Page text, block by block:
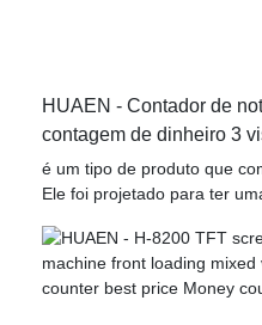
HUAEN - Contador de
contagem de dinheiro 3
toque Contador de
é um tipo de produto que
Ele foi projetado para ter
pessoas. Feito de matérias-
de qualidade, é especial